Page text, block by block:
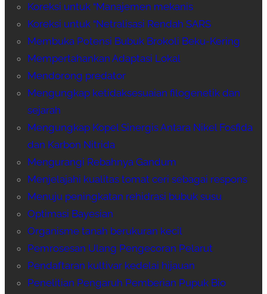
Koreksi untuk “Manajemen mekanis
Koreksi untuk “Netralisasi Rendah SARS
Membuka Potensi Bubuk Brokoli Beku-Kering
Mempertahankan Adaptasi Lokal
Mendorong predator
Mengungkap ketidaksesuaian filogenetik dan
sejarah
Mengungkap Kopel Sinergis Antara Nikel Fosfida
dan Karbon Nitrida
Mengurangi Rebahnya Gandum
Menjelajahi kualitas tomat ceri sebagai respons
Menuju peningkatan rehidrasi bubuk susu
Optimasi Bayesian
Organisme tanah berukuran kecil
Pemrosesan Ulang Pengecoran Pelarut
Pendaftaran kultivar kedelai hijauan
Penelitian Pengaruh Pemberian Pupuk Bio